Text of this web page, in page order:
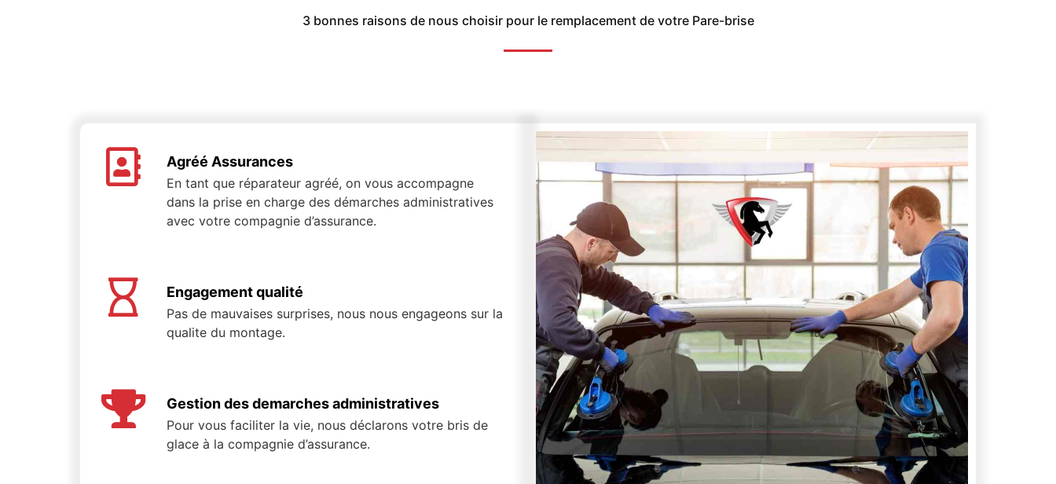
3 bonnes raisons de nous choisir pour le remplacement de votre Pare-brise
Agréé Assurances
En tant que réparateur agréé, on vous accompagne
dans la prise en charge des démarches administratives
avec votre compagnie d’assurance.
Engagement qualité
Pas de mauvaises surprises, nous nous engageons sur la
qualite du montage.
Gestion des demarches administratives
Pour vous faciliter la vie, nous déclarons votre bris de
glace à la compagnie d’assurance.